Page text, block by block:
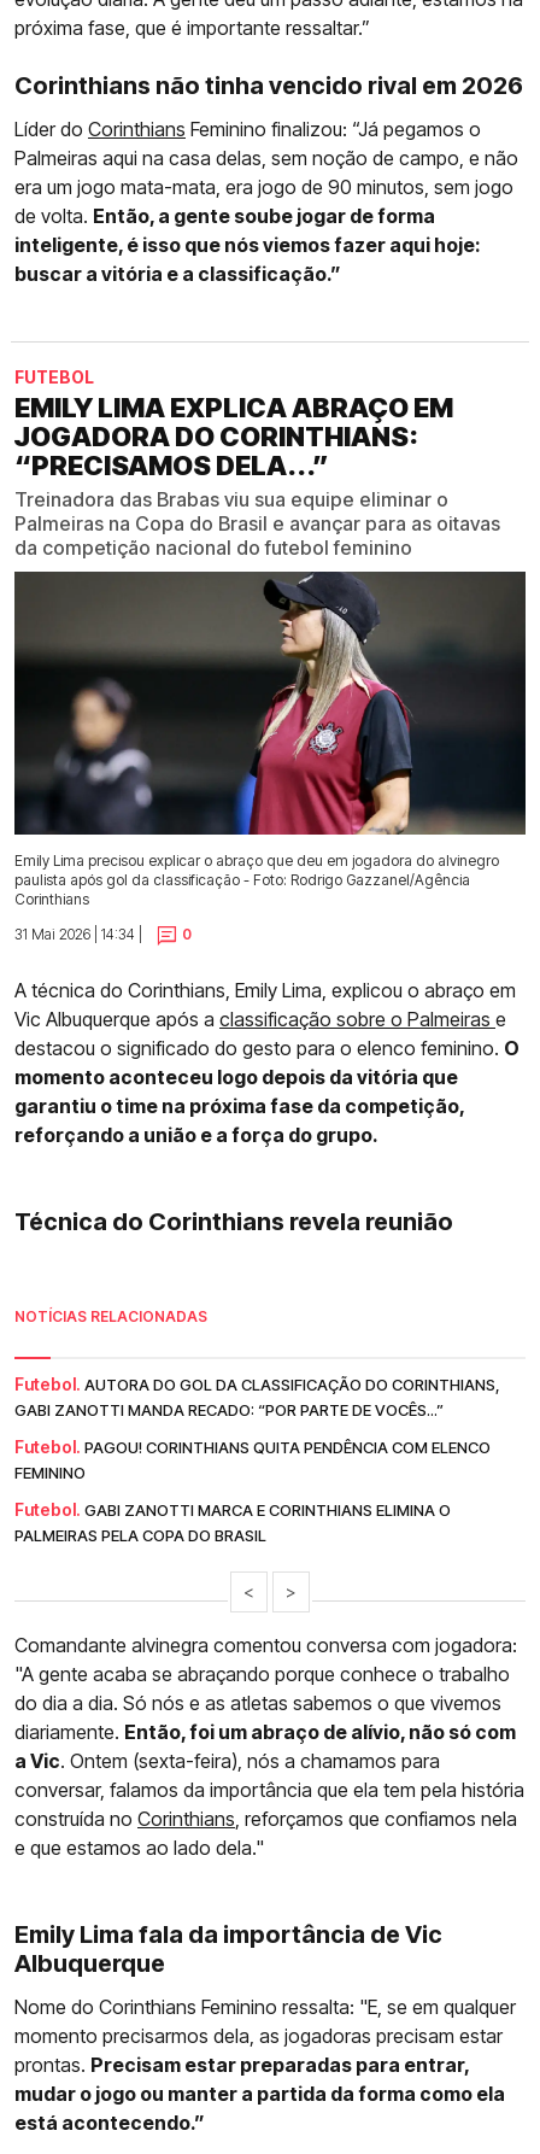
próxima fase, que é importante ressaltar.”
Corinthians não tinha vencido rival em 2026
Líder do Corinthians Feminino finalizou: “Já pegamos o
Palmeiras aqui na casa delas, sem noção de campo, e não
era um jogo mata-mata, era jogo de 90 minutos, sem jogo
de volta. Então, a gente soube jogar de forma
inteligente, é isso que nós viemos fazer aqui hoje:
buscar a vitória e a classificação.”
FUTEBOL
EMILY LIMA EXPLICA ABRAÇO EM
JOGADORA DO CORINTHIANS:
“PRECISAMOS DELA...”
Treinadora das Brabas viu sua equipe eliminar o
Palmeiras na Copa do Brasil e avançar para as oitavas
da competição nacional do futebol feminino
Emily Lima precisou explicar o abraço que deu em jogadora do alvinegro
paulista após gol da classificação - Foto: Rodrigo Gazzanel/Agência
Corinthians
31 Mai 2026 | 14:34 |
0
A técnica do Corinthians, Emily Lima, explicou o abraço em
Vic Albuquerque após a classificação sobre o Palmeiras e
destacou o significado do gesto para o elenco feminino. O
momento aconteceu logo depois da vitória que
garantiu o time na próxima fase da competição,
reforçando a união e a força do grupo.
Técnica do Corinthians revela reunião
NOTÍCIAS RELACIONADAS
Futebol. AUTORA DO GOL DA CLASSIFICAÇÃO DO CORINTHIANS,
GABI ZANOTTI MANDA RECADO: “POR PARTE DE VOCÊS...”
Futebol. PAGOU! CORINTHIANS QUITA PENDÊNCIA COM ELENCO
FEMININO
Futebol. GABI ZANOTTI MARCA E CORINTHIANS ELIMINA O
PALMEIRAS PELA COPA DO BRASIL
< >
Comandante alvinegra comentou conversa com jogadora:
"A gente acaba se abraçando porque conhece o trabalho
do dia a dia. Só nós e as atletas sabemos o que vivemos
diariamente. Então, foi um abraço de alívio, não só com
a Vic. Ontem (sexta-feira), nós a chamamos para
conversar, falamos da importância que ela tem pela história
construída no Corinthians, reforçamos que confiamos nela
e que estamos ao lado dela."
Emily Lima fala da importância de Vic
Albuquerque
Nome do Corinthians Feminino ressalta: "E, se em qualquer
momento precisarmos dela, as jogadoras precisam estar
prontas. Precisam estar preparadas para entrar,
mudar o jogo ou manter a partida da forma como ela
está acontecendo.”